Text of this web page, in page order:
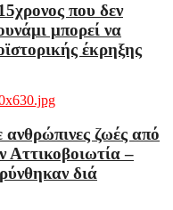
που δεν
μπορεί να
έκρηξης
ζωές από
Αττικοβοιωτία –
διά